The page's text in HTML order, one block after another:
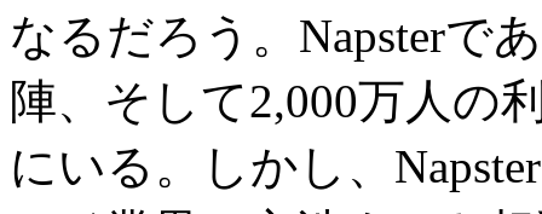
なるだろう。Napsterで
陣、そして2,000万人の
にいる。しかし、